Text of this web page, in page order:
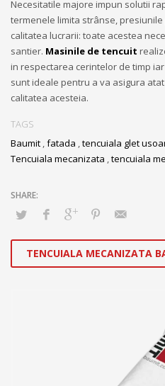
Necesitatile majore impun solutii
termenele limita strânse,
calitatea lucrarii: toate acestea
santier. Masinile de tencuit
in respectarea cerintelor de timp
sunt ideale pentru a va asigura
calitatea acesteia.
TAGS
Baumit ,fatada ,tencuiala glet
Tencuiala mecanizata ,tencuiala
TENCUIALA MECANIZATA